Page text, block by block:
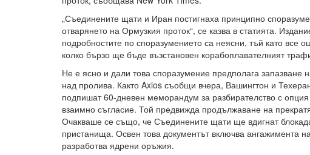
„Съединените щати и Иран постигнаха принципно
отварянето на Ормузкия проток“, се казва в статията.
подробностите по споразумението са неясни, тъй като все
колко бързо ще бъде възстановен корабоплавателният
Не е ясно и дали това споразумение предполага запазване
над пролива. Както Axios съобщи вчера, Вашингтон и
подпишат 60-дневен меморандум за разбирателство с
взаимно съгласие. Той предвижда продължаване на
Очакваше се също, че Съединените щати ще вдигнат
пристанища. Освен това документът включва ангажимента
разработва ядрени оръжия.